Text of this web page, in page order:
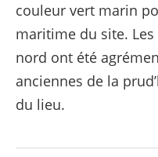
couleur vert marin
maritime du site.
nord ont été
anciennes de la
du lieu.